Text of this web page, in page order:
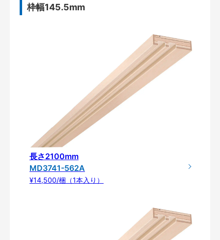
枠幅145.5mm
長さ2100mm
MD3741-562A
¥14,500/梱（1本入り）